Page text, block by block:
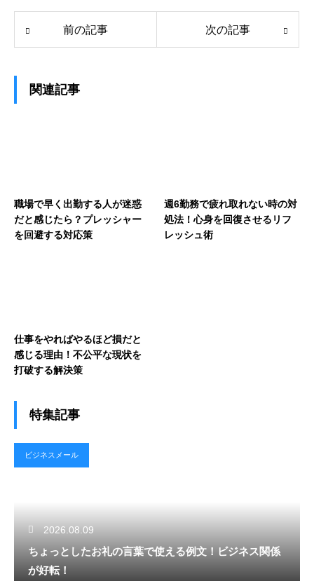
前の記事 次の記事
関連記事
職場で早く出勤する人が迷惑
だと感じたら？プレッシャー
を回避する対応策
週6勤務で疲れ取れない時の対
処法！心身を回復させるリフ
レッシュ術
仕事をやればやるほど損だと
感じる理由！不公平な現状を
打破する解決策
特集記事
ビジネスメール
2026.08.09
ちょっとしたお礼の言葉で使える例文！ビジネス関係
が好転！